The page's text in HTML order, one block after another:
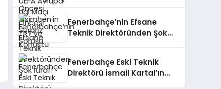
Fenerbahçe’nin Efsane
Teknik Direktöründen Şok
Fenerbahçe Eski Teknik
Direktörü İsmail Kartal’ın